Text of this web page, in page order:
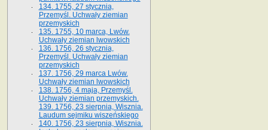
134. 1755, 27 stycznia,
Przemyśl. Uchwały ziemian
przemyskich
135. 1755, 10 marca, Lwów.
Uchwały ziemian lwowskich
136. 1756, 26 stycznia,
Przemyśl. Uchwały ziemian
przemyskich
137. 1756, 29 marca Lwów.
Uchwały ziemian lwowskich
138. 1756, 4 maja, Przemyśl.
Uchwały ziemian przemyskich.
139. 1756, 23 sierpnia, Wisznia.
Laudum sejmiku wiszeńskiego
140. 1756, 23 sierpnia, Wisznia.